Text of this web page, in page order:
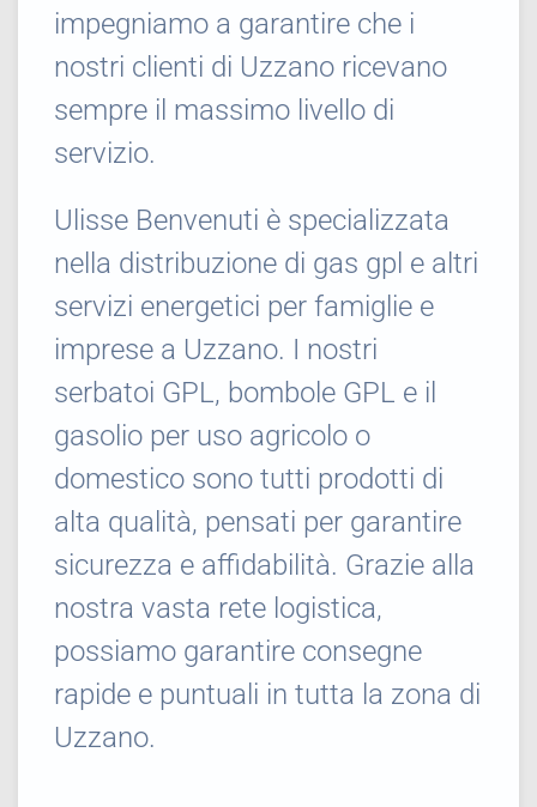
impegniamo a garantire che i
nostri clienti di Uzzano ricevano
sempre il massimo livello di
servizio.
Ulisse Benvenuti è specializzata
nella distribuzione di gas gpl e altri
servizi energetici per famiglie e
imprese a Uzzano. I nostri
serbatoi GPL, bombole GPL e il
gasolio per uso agricolo o
domestico sono tutti prodotti di
alta qualità, pensati per garantire
sicurezza e affidabilità. Grazie alla
nostra vasta rete logistica,
possiamo garantire consegne
rapide e puntuali in tutta la zona di
Uzzano.